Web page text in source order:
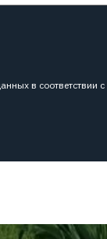
в соответствии с